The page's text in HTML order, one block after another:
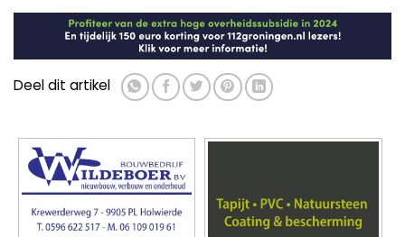
Deel dit artikel